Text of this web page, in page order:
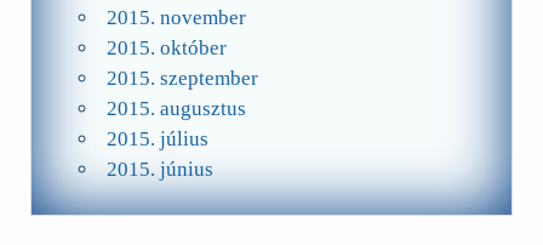
2015. november
2015. október
2015. szeptember
2015. augusztus
2015. július
2015. június